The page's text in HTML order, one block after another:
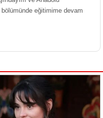
eğitimime devam